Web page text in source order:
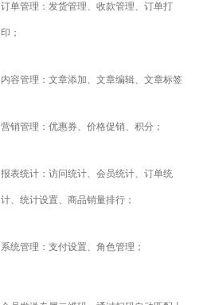
订单管理：发货管理、收款管理、订单打
印；
内容管理：文章添加、文章编辑、文章标签
营销管理：优惠券、价格促销、积分；
报表统计：访问统计、会员统计、订单统
计、统计设置、商品销量排行；
系统管理：支付设置、角色管理；